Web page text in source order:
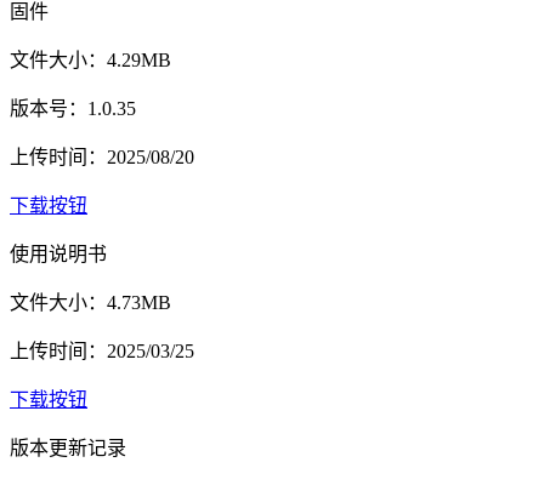
固件
文件大小：4.29MB
版本号：1.0.35
上传时间：2025/08/20
下载按钮
使用说明书
文件大小：4.73MB
上传时间：2025/03/25
下载按钮
版本更新记录